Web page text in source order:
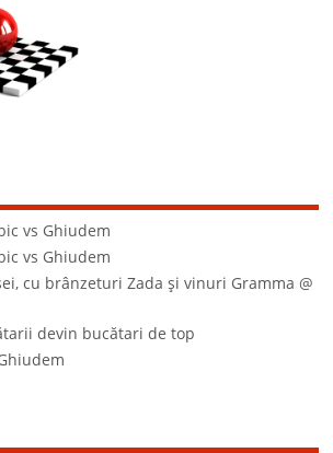
vs Ghiudem
vs Ghiudem
cu brânzeturi Zada şi vinuri Gramma @
devin bucătari de top